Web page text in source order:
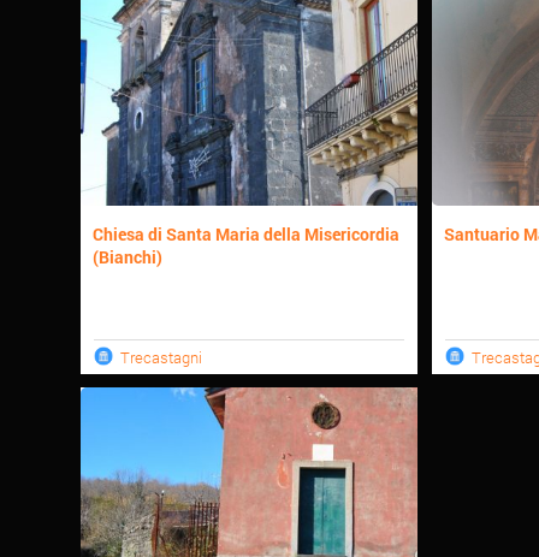
Chiesa di Santa Maria della Misericordia
(Bianchi)
Trecastagni
Santuario